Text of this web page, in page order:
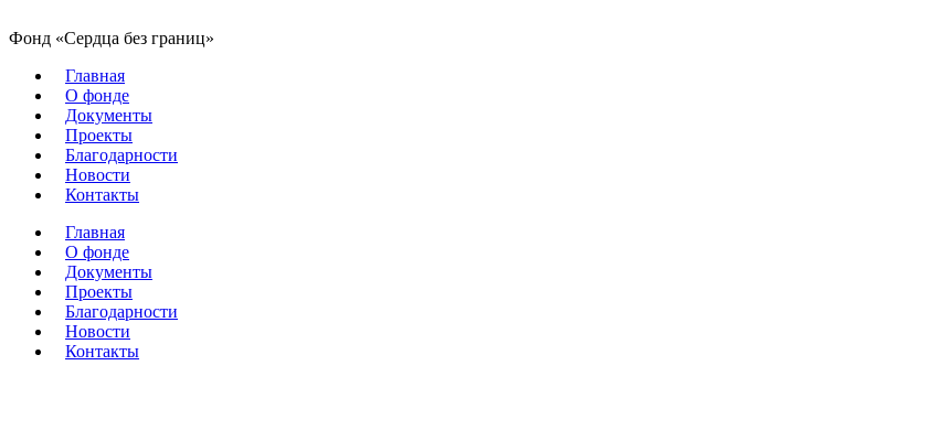
Фонд «Сердца без границ»
Главная
О фонде
Документы
Проекты
Благодарности
Новости
Контакты
Главная
О фонде
Документы
Проекты
Благодарности
Новости
Контакты